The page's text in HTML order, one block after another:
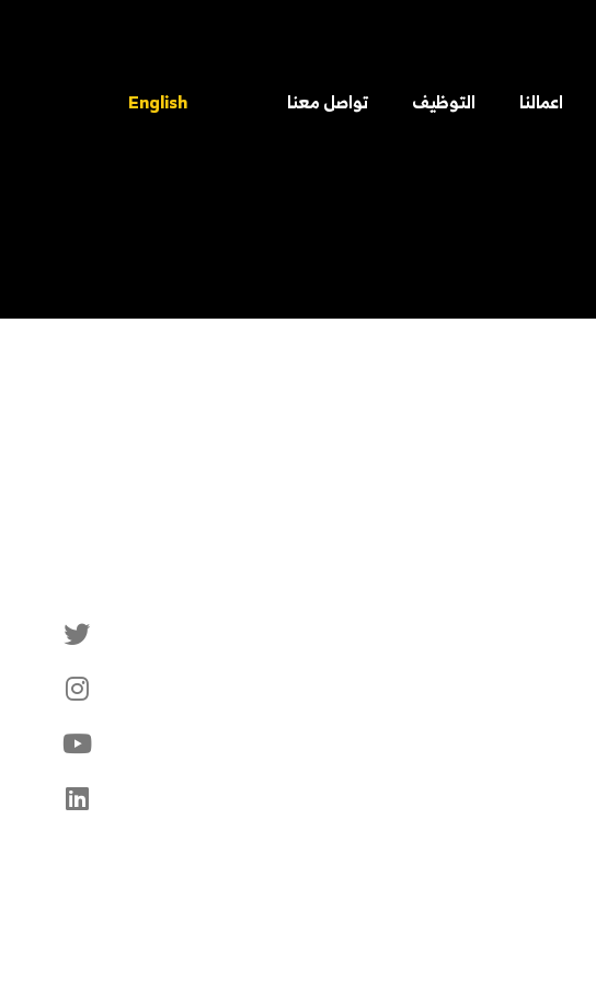
اعمالنا التوظيف تواصل معنا English